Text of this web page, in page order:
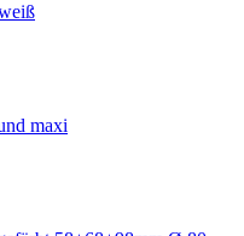
maxi